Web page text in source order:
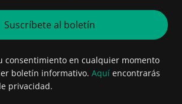
Suscríbete al boletín
consentimiento en cualquier momento
boletín informativo. Aquí encontrarás
privacidad.